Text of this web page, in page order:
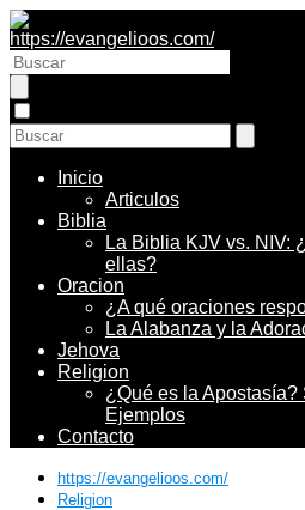
Inicio
Articulos
Biblia
La Biblia KJV vs. NIV:
ellas?
Oracion
¿A qué oraciones
La Alabanza y la
Jehova
Religion
¿Qué es la
Ejemplos
Contacto
https://evangelioos.com/
Religion